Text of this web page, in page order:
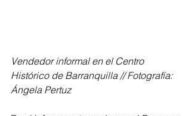
Vendedor informal en el Centro
Histórico de Barranquilla // Fotografía:
Ángela Pertuz